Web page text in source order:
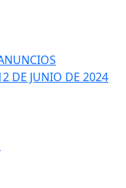
DE JUNIO DE 2024